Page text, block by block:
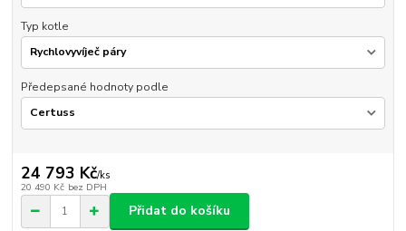
Typ kotle
Předepsané hodnoty podle
24 793 Kč/ks
20 490 Kč bez DPH
Přidat do košíku